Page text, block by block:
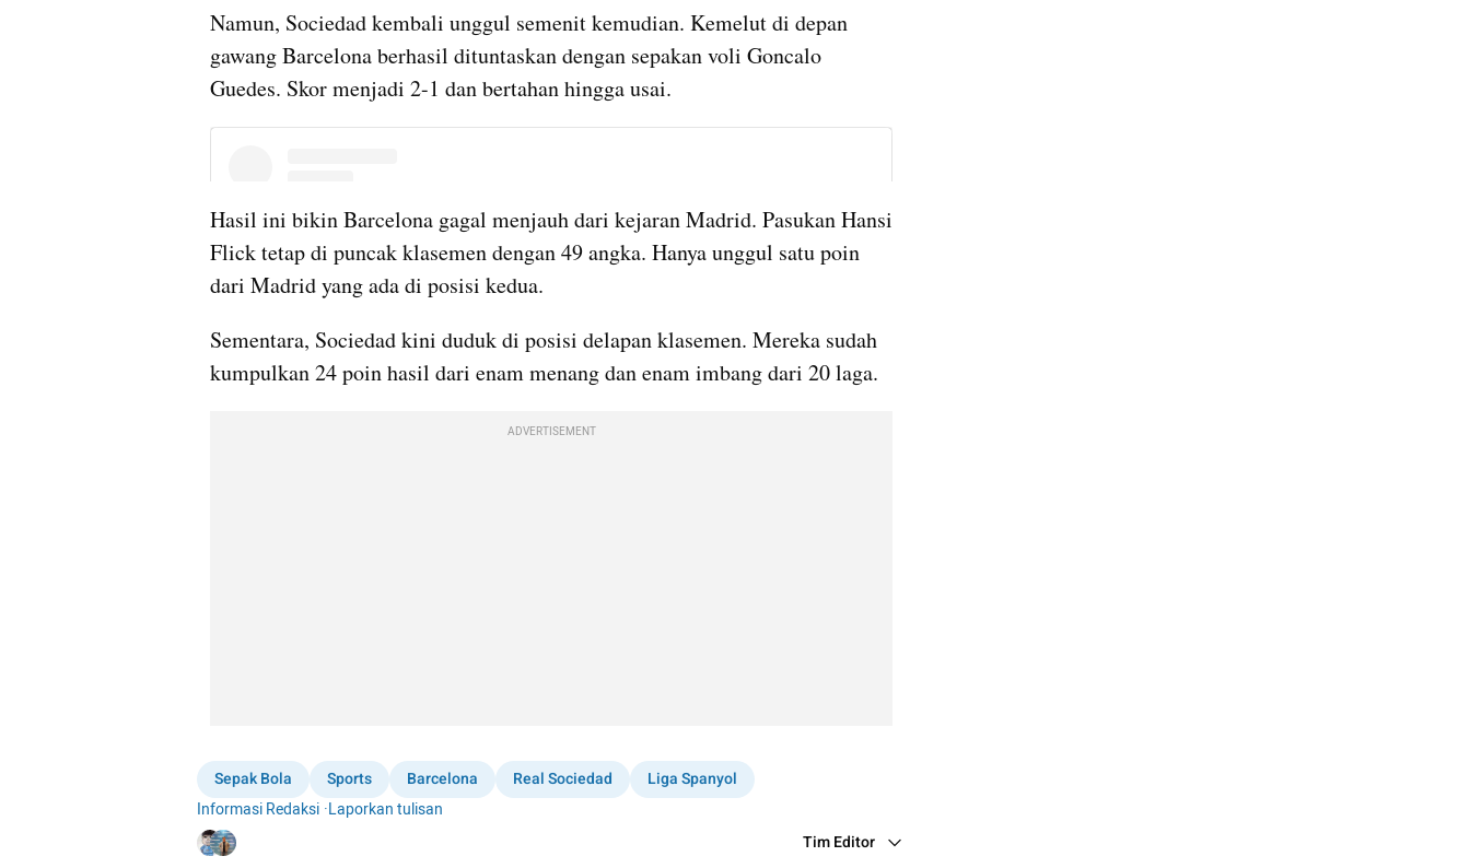
Namun, Sociedad kembali unggul semenit kemudian. Kemelut di depan
gawang Barcelona berhasil dituntaskan dengan sepakan voli Goncalo
Guedes. Skor menjadi 2-1 dan bertahan hingga usai.
Hasil ini bikin Barcelona gagal menjauh dari kejaran Madrid. Pasukan Hansi
Flick tetap di puncak klasemen dengan 49 angka. Hanya unggul satu poin
dari Madrid yang ada di posisi kedua.
Sementara, Sociedad kini duduk di posisi delapan klasemen. Mereka sudah
kumpulkan 24 poin hasil dari enam menang dan enam imbang dari 20 laga.
ADVERTISEMENT
Sepak Bola Sports Barcelona Real Sociedad
Liga Spanyol
Informasi Redaksi ·Laporkan tulisan
Tim Editor